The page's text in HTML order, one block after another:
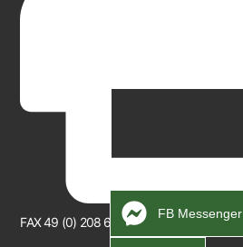
FAX 49 (0) 208 665997
FB Messenger